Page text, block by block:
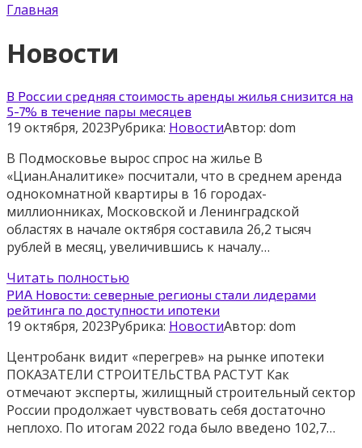
Главная
Новости
В России средняя стоимость аренды жилья снизится на
5-7% в течение пары месяцев
19 октября, 2023Рубрика: НовостиАвтор: dom
В Подмосковье вырос спрос на жилье В
«Циан.Аналитике» посчитали, что в среднем аренда
однокомнатной квартиры в 16 городах-
миллионниках, Московской и Ленинградской
областях в начале октября составила 26,2 тысяч
рублей в месяц, увеличившись к началу…
Читать полностью
РИА Новости: северные регионы стали лидерами
рейтинга по доступности ипотеки
19 октября, 2023Рубрика: НовостиАвтор: dom
Центробанк видит «перегрев» на рынке ипотеки
ПОКАЗАТЕЛИ СТРОИТЕЛЬСТВА РАСТУТ Как
отмечают эксперты, жилищный строительный сектор
России продолжает чувствовать себя достаточно
неплохо. По итогам 2022 года было введено 102,7…